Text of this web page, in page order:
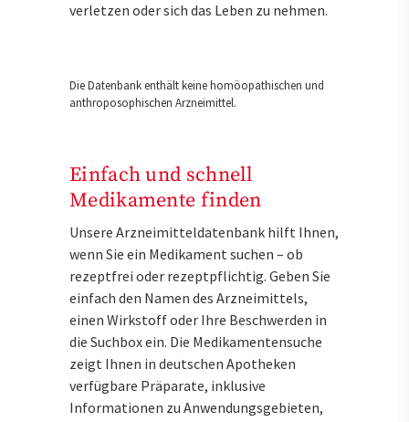
verletzen oder sich das Leben zu nehmen.
Die Datenbank enthält keine homöopathischen und
anthroposophischen Arzneimittel.
Einfach und schnell
Medikamente finden
Unsere Arzneimitteldatenbank hilft Ihnen,
wenn Sie ein Medikament suchen – ob
rezeptfrei oder rezeptpflichtig. Geben Sie
einfach den Namen des Arzneimittels,
einen Wirkstoff oder Ihre Beschwerden in
die Suchbox ein. Die Medikamentensuche
zeigt Ihnen in deutschen Apotheken
verfügbare Präparate, inklusive
Informationen zu Anwendungsgebieten,